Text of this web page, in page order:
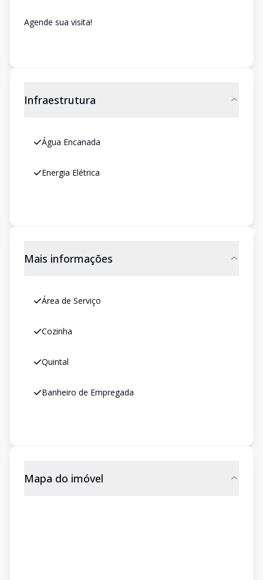
Agende sua visita!
Infraestrutura
Água Encanada
Energia Elétrica
Mais informações
Área de Serviço
Cozinha
Quintal
Banheiro de Empregada
Mapa do imóvel